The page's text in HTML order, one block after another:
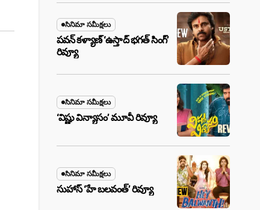
సినిమా సమీక్షలు
పవన్ కళ్యాణ్ ‘ఉస్తాద్ భ‌గ‌త్ సింగ్’
రివ్యూ
సినిమా సమీక్షలు
‘విష్ణు విన్యాసం’ మూవీ రివ్యూ
సినిమా సమీక్షలు
సుహాస్ ‘హే బలవంత్’ రివ్యూ